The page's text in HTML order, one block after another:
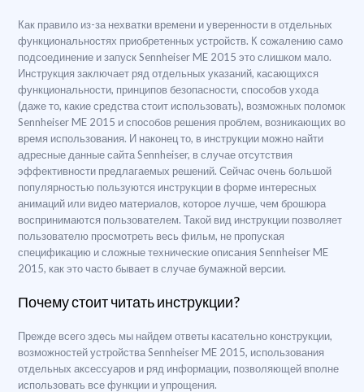
Как правило из-за нехватки времени и уверенности в отдельных
функциональностях приобретенных устройств. К сожалению само
подсоединение и запуск Sennheiser ME 2015 это слишком мало.
Инструкция заключает ряд отдельных указаний, касающихся
функциональности, принципов безопасности, способов ухода
(даже то, какие средства стоит использовать), возможных поломок
Sennheiser ME 2015 и способов решения проблем, возникающих во
время использования. И наконец то, в инструкции можно найти
адресные данные сайта Sennheiser, в случае отсутствия
эффективности предлагаемых решений. Сейчас очень большой
популярностью пользуются инструкции в форме интересных
анимаций или видео материалов, которое лучше, чем брошюра
воспринимаются пользователем. Такой вид инструкции позволяет
пользователю просмотреть весь фильм, не пропуская
спецификацию и сложные технические описания Sennheiser ME
2015, как это часто бывает в случае бумажной версии.
Почему стоит читать инструкции?
Прежде всего здесь мы найдем ответы касательно конструкции,
возможностей устройства Sennheiser ME 2015, использования
отдельных аксессуаров и ряд информации, позволяющей вполне
использовать все функции и упрощения.